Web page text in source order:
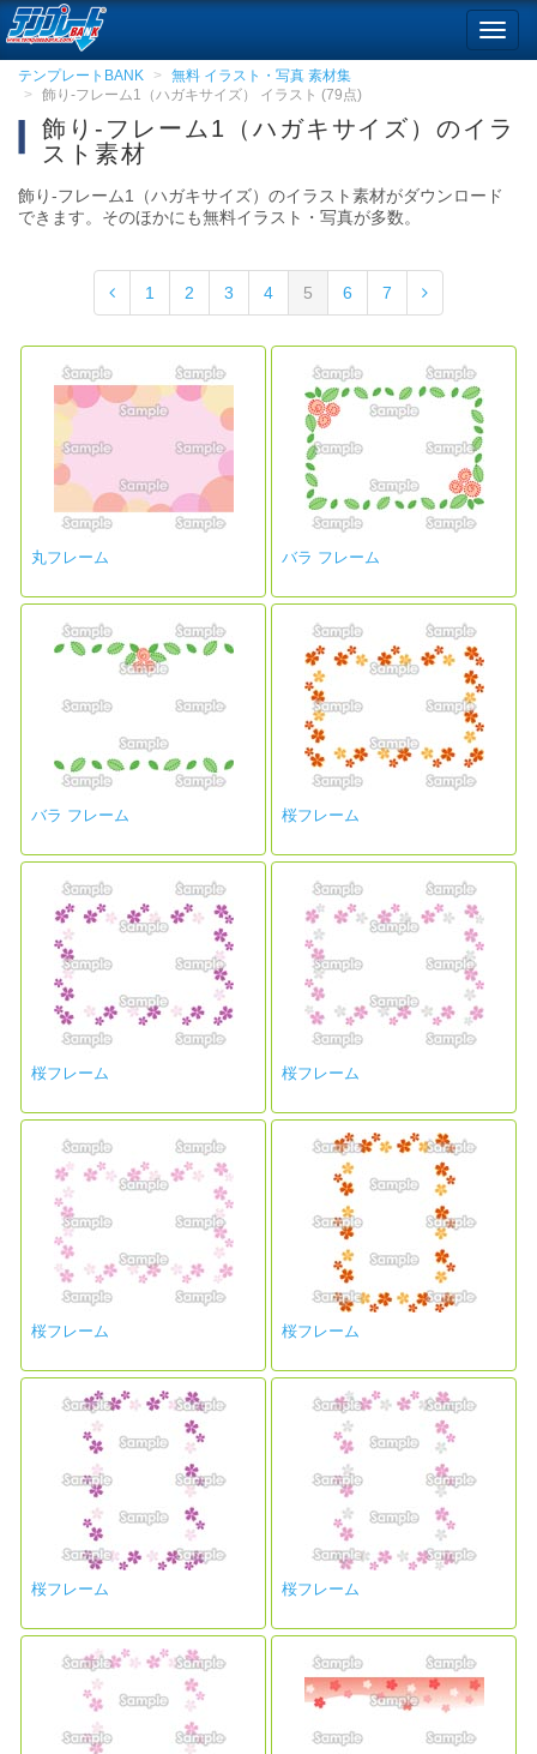
テンプレートBANK
無料 イラスト・写真 素材集
飾り-フレーム1（ハガキサイズ） イラスト (79点)
飾り-フレーム1（ハガキサイズ）のイラ
スト素材
飾り-フレーム1（ハガキサイズ）のイラスト素材がダウンロード
できます。そのほかにも無料イラスト・写真が多数。
1 2 3 4 5 6 7
丸フレーム バラ フレーム
バラ フレーム 桜フレーム
桜フレーム 桜フレーム
桜フレーム 桜フレーム
桜フレーム 桜フレーム